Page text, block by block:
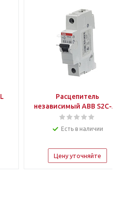
Расцепитель
независимый ABB S2C-A2
Есть в наличии
Цену уточняйте